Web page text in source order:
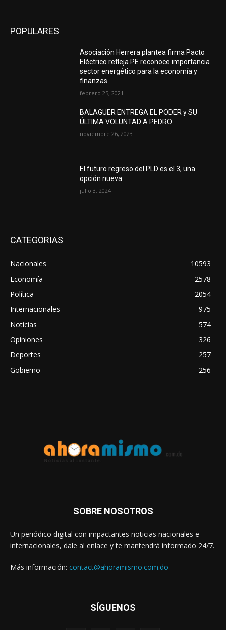
POPULARES
Asociación Herrera plantea firma Pacto
Eléctrico refleja PE reconoce importancia
sector energético para la economía y
finanzas
febrero 25, 2021
BALAGUER ENTREGA EL PODER y SU
ÚLTIMA VOLUNTAD A PEDRO
noviembre 26, 2023
El futuro regreso del PLD es el 3, una
opción nueva
julio 3, 2024
CATEGORIAS
Nacionales
10593
Economía
2578
Política
2054
Internacionales
975
Noticias
574
Opiniones
326
Deportes
257
Gobierno
256
SOBRE NOSOTROS
Un periódico digital con impactantes noticias nacionales e
internacionales, dale al enlace y te mantendrá informado 24/7.
Más información: contact@ahoramismo.com.do
SÍGUENOS